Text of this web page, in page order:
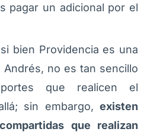
pagar un adicional por el
si bien Providencia es una
Andrés, no es tan sencillo
que realicen el
sin embargo, existen
que realizan